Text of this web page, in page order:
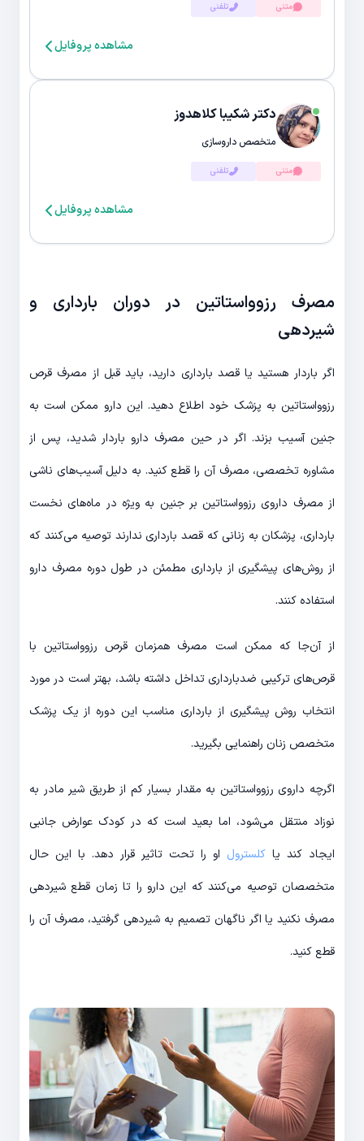
متنی تلفنی
مشاهده پروفایل
دکتر شکیبا کلاهدوز
متخصص داروسازی
متنی تلفنی
مشاهده پروفایل
مصرف رزوواستاتین در دوران بارداری و
شیردهی
اگر باردار هستید یا قصد بارداری دارید، باید قبل از مصرف قرص
رزوواستاتین به پزشک خود اطلاع دهید. این دارو ممکن است به
جنین آسیب بزند. اگر در حین مصرف دارو باردار شدید، پس از
مشاوره تخصصی، مصرف آن را قطع کنید. به دلیل آسیب‌های ناشی
از مصرف داروی رزوواستاتین بر جنین به ویژه در ماه‌های نخست
بارداری، پزشکان به زنانی که قصد بارداری ندارند توصیه می‌کنند که
از روش‌های پیشگیری از بارداری مطمئن در طول دوره مصرف دارو
استفاده کنند.
از آن‌جا که ممکن است مصرف همزمان قرص رزوواستاتین با
قرص‌های ترکیبی ضدبارداری تداخل داشته باشد، بهتر است در مورد
انتخاب روش پیشگیری از بارداری مناسب این دوره از یک پزشک
متخصص زنان راهنمایی بگیرید.
اگرچه داروی رزوواستاتین به مقدار بسیار کم از طریق شیر مادر به
نوزاد منتقل می‌شود، اما بعید است که در کودک عوارض جانبی
ایجاد کند یا کلسترول او را تحت تاثیر قرار دهد. با این حال
متخصصان توصیه می‌کنند که این دارو را تا زمان قطع شیردهی
مصرف نکنید یا اگر ناگهان تصمیم به شیردهی گرفتید، مصرف آن را
قطع کنید.